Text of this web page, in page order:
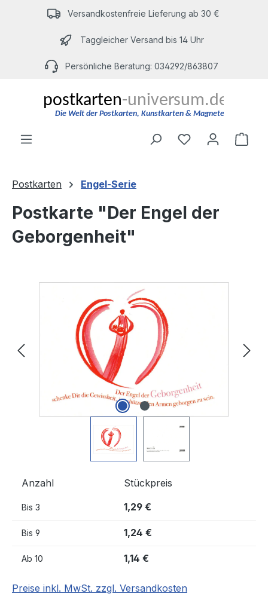
Zum Hauptinhalt springenVersandkostenfreie Lieferung ab 30 €
Taggleicher Versand bis 14 Uhr
Persönliche Beratung: 034292/863807
Du hast 0
Postkarten Engel-Serie
Postkarte "Der Engel der
Geborgenheit"
Anzahl Stückpreis
Bis 3 1,29 €
Bis 9 1,24 €
Ab 10 1,14 €
Preise inkl. MwSt. zzgl. Versandkosten